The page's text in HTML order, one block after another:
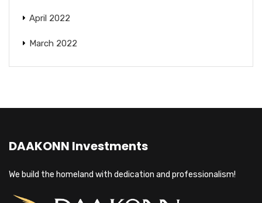
April 2022
March 2022
DAAKONN Investments
We build the homeland with dedication and professionalism!